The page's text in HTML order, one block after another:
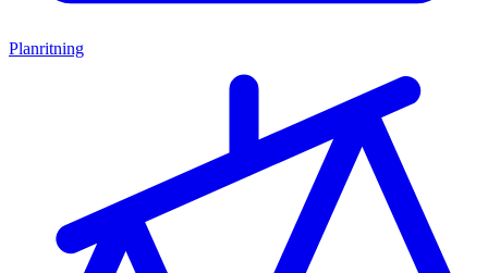
Planritning